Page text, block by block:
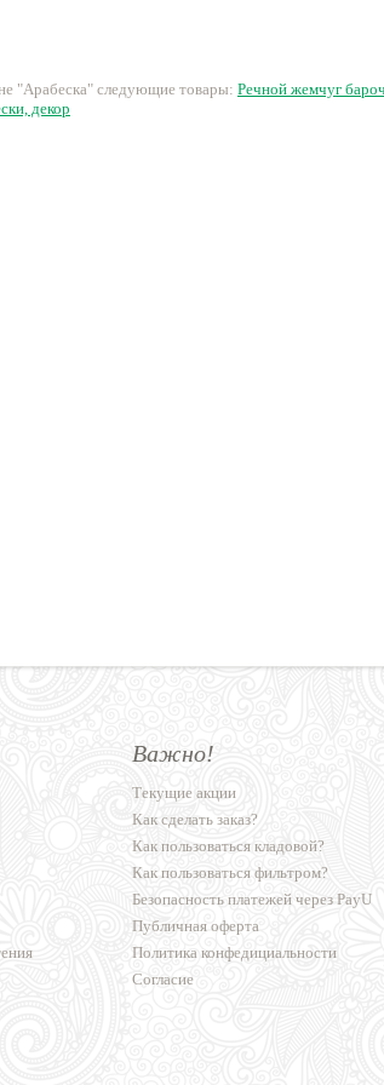
"Арабеска" следующие товары: Речной жемчуг
декор
Важно!
Текущие акции
Как сделать заказ?
Как пользоваться кладовой?
Как пользоваться фильтром?
Безопасность платежей через PayU
Публичная оферта
Политика конфедициальности
Согласие